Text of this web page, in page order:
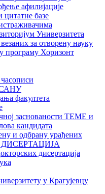
афилијације
цитатне базе
Универзитета
за отворену науку
програму Хоризонт
САНУ
факултета
заснованости ТЕМЕ и
кандидата
и одбрану урађених
дисертација
у Крагујевцу